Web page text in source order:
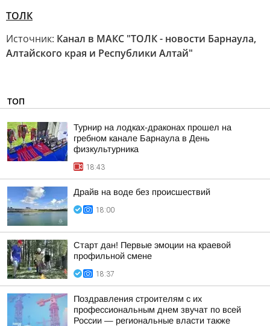
ТОЛК
Источник: Канал в МАКС "ТОЛК - новости Барнаула,
Алтайского края и Республики Алтай"
ТОП
Турнир на лодках-драконах прошел на
гребном канале Барнаула в День
физкультурника
18:43
Драйв на воде без происшествий
18:00
Старт дан! Первые эмоции на краевой
профильной смене
18:37
Поздравления строителям с их
профессиональным днем звучат по всей
России — региональные власти также